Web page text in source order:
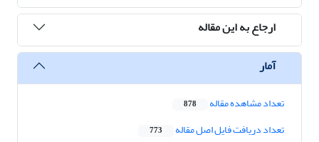
ارجاع به این مقاله
آمار
تعداد مشاهده مقاله 878
تعداد دریافت فایل اصل مقاله 773